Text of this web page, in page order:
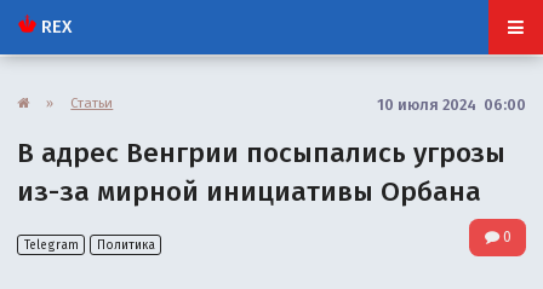
REX
» Статьи 10 июля 2024 06:00
В адрес Венгрии посыпались угрозы
из-за мирной инициативы Орбана
Telegram Политика 0